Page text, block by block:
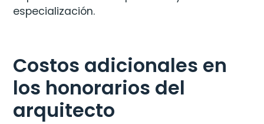
especialización.
Costos adicionales en
los honorarios del
arquitecto